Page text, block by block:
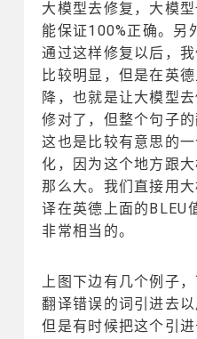
大模型去修复，大模
能保证100%正确。另
通过这样修复以后，
比较明显，但是在英
降，也就是让大模型
修对了，但整个句子
这也是比较有意思的
化，因为这个地方跟
那么大。我们直接用
译在英德上面的BLEU
非常相当的。
上图下边有几个例子
翻译错误的词引进去
但是有时候把这个引